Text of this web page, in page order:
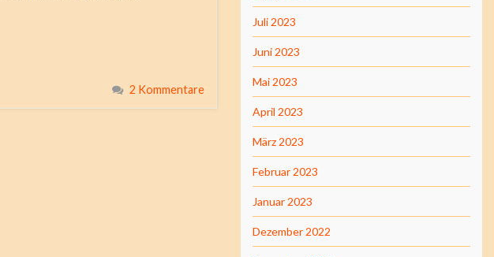
2 Kommentare
Juli 2023
Juni 2023
Mai 2023
April 2023
März 2023
Februar 2023
Januar 2023
Dezember 2022